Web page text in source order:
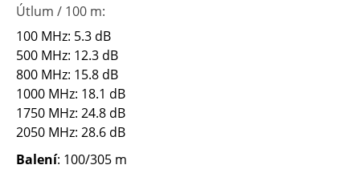
Útlum / 100 m:
100 MHz: 5.3 dB
500 MHz: 12.3 dB
800 MHz: 15.8 dB
1000 MHz: 18.1 dB
1750 MHz: 24.8 dB
2050 MHz: 28.6 dB
Balení: 100/305 m